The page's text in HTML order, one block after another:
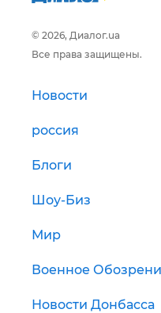
© 2026, Диалог.ua
Все права защищены.
Новости
россия
Блоги
Шоу-Биз
Мир
Военное
Новости Донбасса